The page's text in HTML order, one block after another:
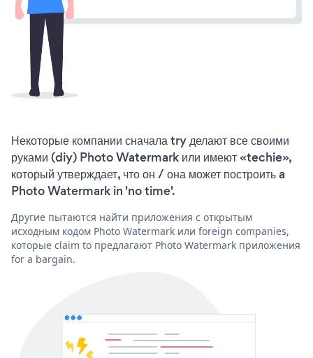
Некоторые компании сначала try делают все своими
руками (diy) Photo Watermark или имеют «techie»,
который утверждает, что он / она может построить a
Photo Watermark in 'no time'.
Другие пытаются найти приложения с открытым
исходным кодом Photo Watermark или foreign companies,
которые claim to предлагают Photo Watermark приложения
for a bargain.